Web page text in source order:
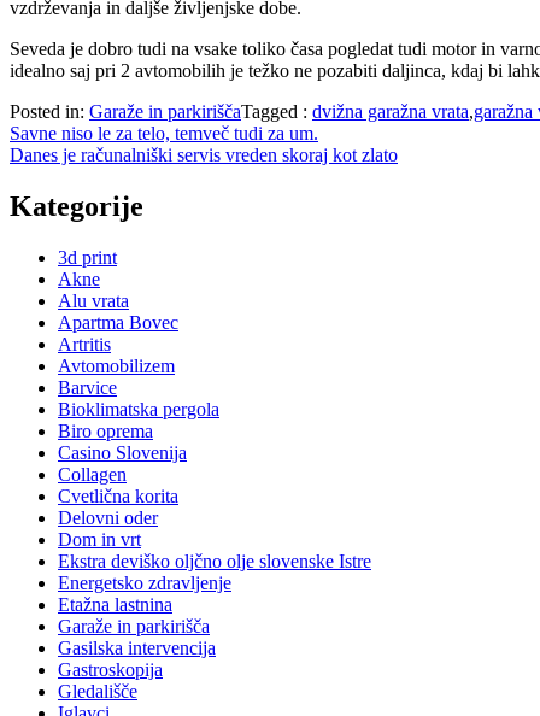
vzdrževanja in daljše življenjske dobe.
Seveda je dobro tudi na vsake toliko časa pogledat tudi motor in
idealno saj pri 2 avtomobilih je težko ne pozabiti daljinca, kdaj bi
Posted in: Garaže in parkiriščaTagged : dvižna garažna vrata,
Navigacija
prispevka
Savne niso le za telo, temveč tudi za um.
Danes je računalniški servis vreden skoraj kot zlato
Kategorije
3d print
Akne
Alu vrata
Apartma Bovec
Artritis
Avtomobilizem
Barvice
Bioklimatska pergola
Biro oprema
Casino Slovenija
Collagen
Cvetlična korita
Delovni oder
Dom in vrt
Ekstra deviško oljčno olje slovenske Istre
Energetsko zdravljenje
Etažna lastnina
Garaže in parkirišča
Gasilska intervencija
Gastroskopija
Gledališče